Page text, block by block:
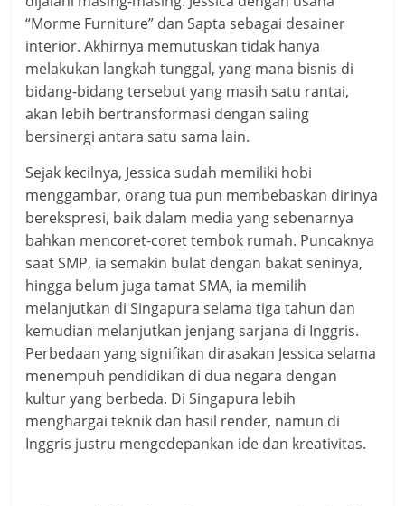
“Morme Furniture” dan Sapta sebagai desainer
interior. Akhirnya memutuskan tidak hanya
melakukan langkah tunggal, yang mana bisnis di
bidang-bidang tersebut yang masih satu rantai,
akan lebih bertransformasi dengan saling
bersinergi antara satu sama lain.
Sejak kecilnya, Jessica sudah memiliki hobi
menggambar, orang tua pun membebaskan dirinya
berekspresi, baik dalam media yang sebenarnya
bahkan mencoret-coret tembok rumah. Puncaknya
saat SMP, ia semakin bulat dengan bakat seninya,
hingga belum juga tamat SMA, ia memilih
melanjutkan di Singapura selama tiga tahun dan
kemudian melanjutkan jenjang sarjana di Inggris.
Perbedaan yang signifikan dirasakan Jessica selama
menempuh pendidikan di dua negara dengan
kultur yang berbeda. Di Singapura lebih
menghargai teknik dan hasil render, namun di
Inggris justru mengedepankan ide dan kreativitas.